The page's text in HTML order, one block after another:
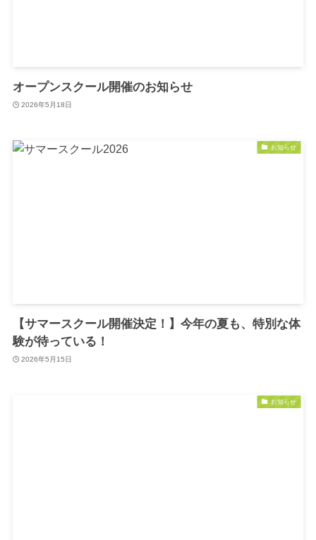
オープンスクール開催のお知らせ
2026年5月18日
お知らせ
【サマースクール開催決定！】今年の夏も、特別な体
験が待っている！
2026年5月15日
お知らせ